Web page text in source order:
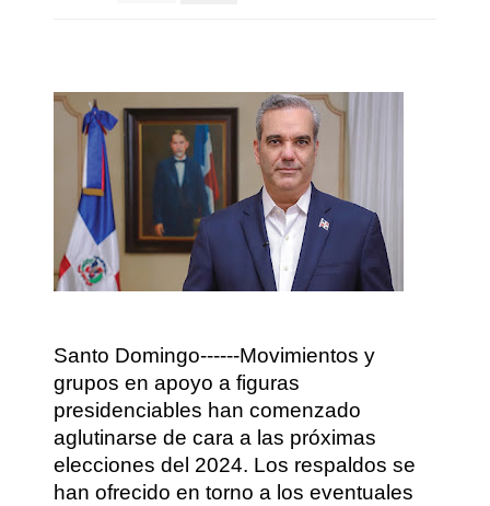
Santo Domingo------Movimientos y
grupos en apoyo a figuras
presidenciables han comenzado
aglutinarse de cara a las próximas
elecciones del 2024. Los respaldos se
han ofrecido en torno a los eventuales